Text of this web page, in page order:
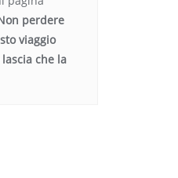
perdere
viaggio
che la